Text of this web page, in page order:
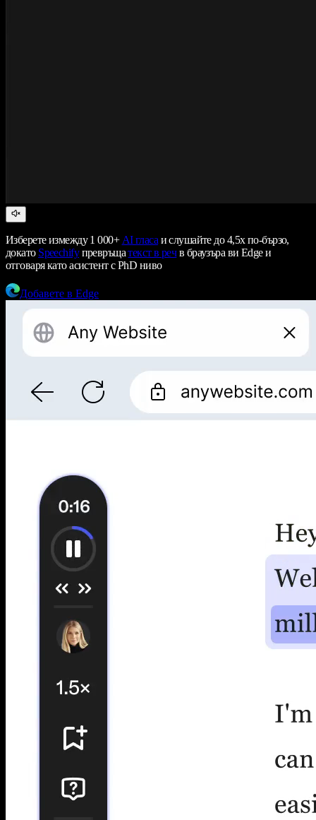
Изберете измежду 1 000+ AI гласа и слушайте до 4,5x по-бързо,
докато Speechifyпревръщатекст в речв браузъра ви Edge и
отговаря като асистент с PhD ниво
Добавете в Edge